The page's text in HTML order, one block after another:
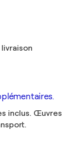
inclus. Œuvres